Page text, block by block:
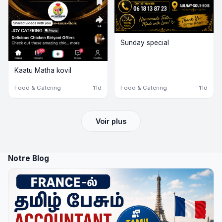
Kaatu Matha kovil
Food & Catering 11d
Sunday special
Food & Catering 11d
Voir plus
Notre Blog